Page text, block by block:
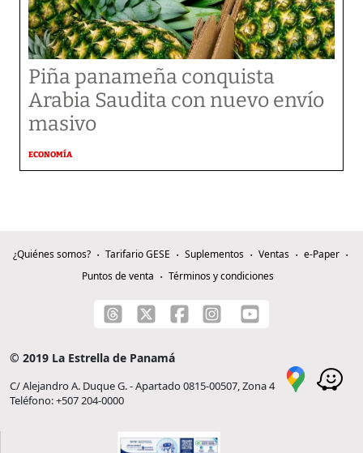
Piña panameña conquista
Arabia Saudita con nuevo envío
masivo
ECONOMÍA
¿Quiénes somos? Tarifario GESE Suplementos Ventas
e-Paper
Puntos de venta
Términos y condiciones
© 2019 La Estrella de Panamá
C/ Alejandro A. Duque G. - Apartado 0815-00507, Zona 4
Teléfono: +507 204-0000